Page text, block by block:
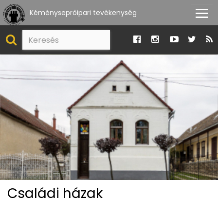
Kéményseprőipari tevékenység
Családi házak